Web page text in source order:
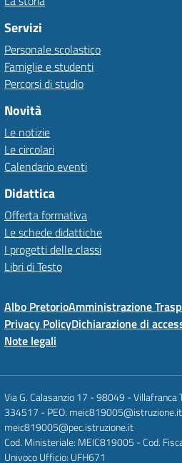
Servizi
Personale scolastico
Famiglie e studenti
Percorsi di studio
Novità
Le notizie
Le circolari
Calendario eventi
Didattica
Offerta formativa
Le schede didattiche
I progetti delle classi
Libri di Testo
Albo PretorioAmministrazione
Privacy PolicyDichiarazione di
Note legali
Via G. Calasanzio 17 - 98049 -
334517 - PEO: meic819005@istruzione.it
meic819005@pec.istruzione.it
Cod. Ministeriale: MEIC819005 - Cod.
Univoco Ufficio: UFH671